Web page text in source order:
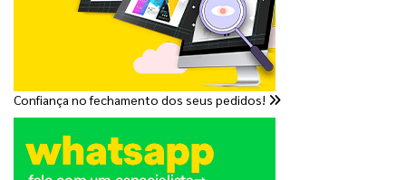
Confiança no fechamento dos seus pedidos!